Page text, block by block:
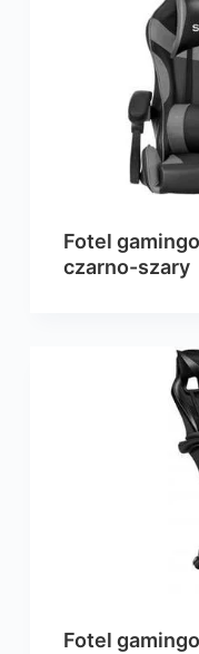
Fotel
czarno-szary
Fotel